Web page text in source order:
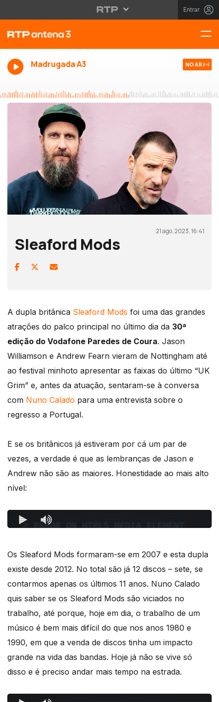
Entrar
Madrugada A3 NO AR
21 ago, 2023, 16:41
Sleaford Mods
A dupla britânica Sleaford Mods foi uma das grandes
atrações do palco principal no último dia da 30ª
edição do Vodafone Paredes de Coura. Jason
Williamson e Andrew Fearn vieram de Nottingham até
ao festival minhoto apresentar as faixas do último “UK
Grim” e, antes da atuação, sentaram-se à conversa
com Nuno Calado para uma entrevista sobre o
regresso a Portugal.
E se os britânicos já estiveram por cá um par de
vezes, a verdade é que as lembranças de Jason e
Andrew não são as maiores. Honestidade ao mais alto
nível:
Os Sleaford Mods formaram-se em 2007 e esta dupla
existe desde 2012. No total são já 12 discos – sete, se
contarmos apenas os últimos 11 anos. Nuno Calado
quis saber se os Sleaford Mods são viciados no
trabalho, até porque, hoje em dia, o trabalho de um
músico é bem mais difícil do que nos anos 1980 e
1990, em que a venda de discos tinha um impacto
grande na vida das bandas. Hoje já não se vive só
disso e é preciso andar mais tempo na estrada.